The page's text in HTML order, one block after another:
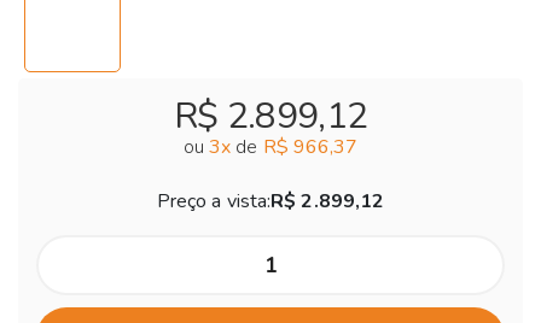
R$ 2.899,12
ou 3x de R$ 966,37
Preço a vista:R$ 2.899,12